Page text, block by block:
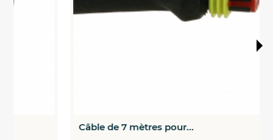
Câble de 7 mètres pour...